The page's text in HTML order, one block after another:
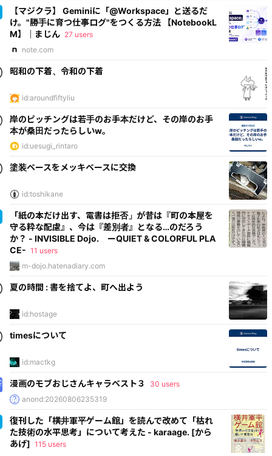
【マジクラ】 Geminiに「@Workspace」と送るだ
け。"勝手に育つ仕事ログ"をつくる方法 【NotebookL
M】｜まじん 27 users
note.com
昭和の下着、令和の下着
id:aroundfiftyliu
岸のピッチングは若手のお手本だけど、その岸のお手
本が桑田だったらしいw。
id:uesugi_rintaro
塗装ベースをメッキベースに交換
id:toshikane
「紙の本だけ出す、電書は拒否」が昔は『町の本屋を
守る粋な配慮』、今は『差別者』となる…のだろう
か？ - INVISIBLE Dojo. ーQUIET & COLORFUL PLA
CE- 11 users
m-dojo.hatenadiary.com
夏の時間 : 書を捨てよ、町へ出よう
id:hostage
timesについて
id:mactkg
漫画のモブおじさんキャラベスト３
30 users
anond:20260806235319
復刊した「横井軍平ゲーム館」を読んで改めて「枯れ
た技術の水平思考」について考えた - karaage. [から
あげ] 115 users